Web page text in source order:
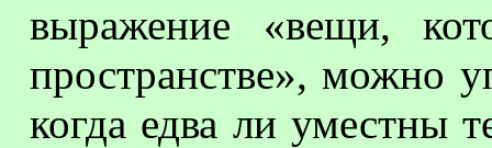
выражение «вещи,
пространстве», можно
когда едва ли уместны